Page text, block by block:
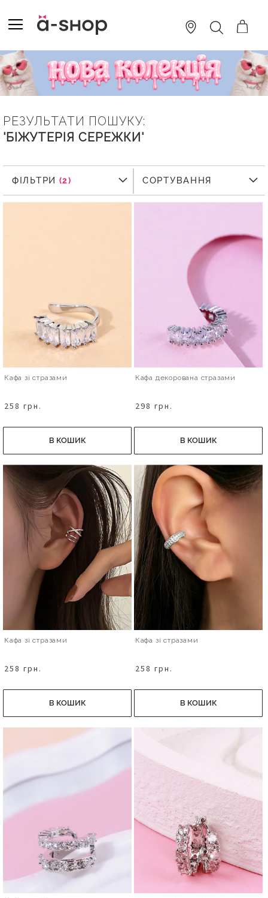
TO
CONTENT
ПОШУК
РЕЗУЛЬТАТИ ПОШУКУ:
'БІЖУТЕРІЯ СЕРЕЖКИ'
ФІЛЬТРИ
ФІЛЬТРИ СОРТУВАННЯ
Кафа зі стразами
258 грн.
В КОШИК
Кафа декорована стразами
298 грн.
В КОШИК
Кафа зі стразами
258 грн.
В КОШИК
Кафа зі стразами
258 грн.
В КОШИК